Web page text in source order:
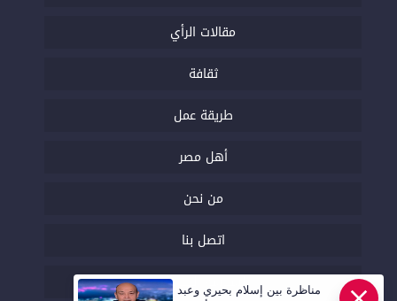
مقالات الرأي
ثقافة
طريقة عمل
أهل مصر
من نحن
اتصل بنا
السياسة التحريرية
مناظرة بين إسلام بحيري وعبد